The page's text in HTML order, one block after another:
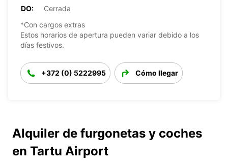
DO:
Cerrada
*Con cargos extras
Estos horarios de apertura pueden variar debido a los
días festivos.
+372 (0) 5222995 Cómo llegar
Alquiler de furgonetas y coches
en Tartu Airport